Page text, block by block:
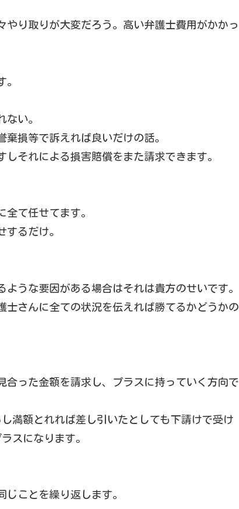
り取りが大変だろう。高い弁護士費用がかかっ
。
ない。
損等で訴えれば良いだけの話。
それによる損害賠償をまた請求できます。
て任せてます。
るだけ。
うな要因がある場合はそれは貴方のせいです。
さんに全ての状況を伝えれば勝てるかどうかの
った金額を請求し、プラスに持っていく方向で
満額とれれば差し引いたとしても下請けで受け
スになります。
ことを繰り返します。